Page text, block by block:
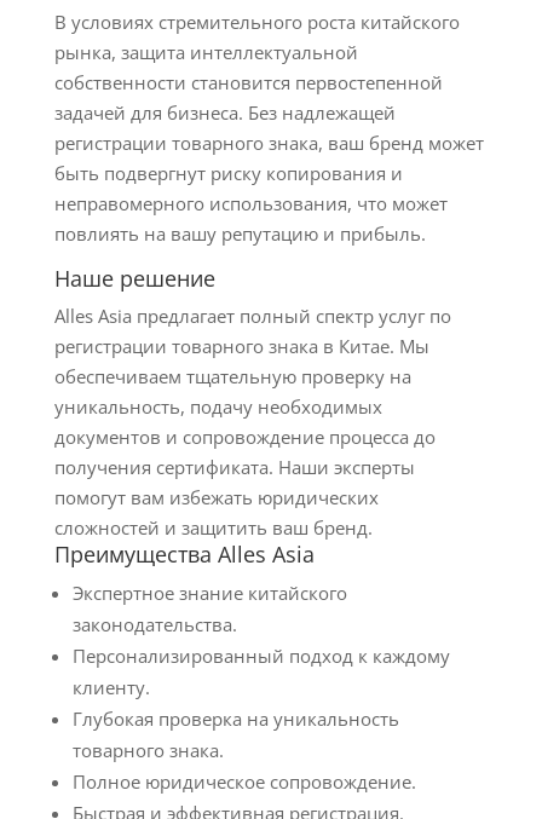
В условиях стремительного роста китайского
рынка, защита интеллектуальной
собственности становится первостепенной
задачей для бизнеса. Без надлежащей
регистрации товарного знака, ваш бренд может
быть подвергнут риску копирования и
неправомерного использования, что может
повлиять на вашу репутацию и прибыль.
Наше решение
Alles Asia предлагает полный спектр услуг по
регистрации товарного знака в Китае. Мы
обеспечиваем тщательную проверку на
уникальность, подачу необходимых
документов и сопровождение процесса до
получения сертификата. Наши эксперты
помогут вам избежать юридических
сложностей и защитить ваш бренд.
Преимущества Alles Asia
Экспертное знание китайского
законодательства.
Персонализированный подход к каждому
клиенту.
Глубокая проверка на уникальность
товарного знака.
Полное юридическое сопровождение.
Быстрая и эффективная регистрация.